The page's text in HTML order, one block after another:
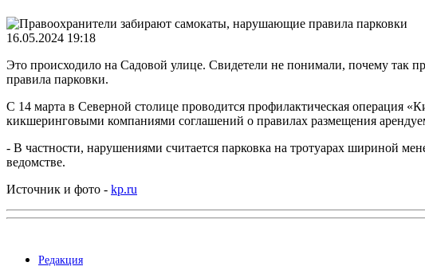
16.05.2024 19:18
Это происходило на Садовой улице. Свидетели не понимали, почему так
правила парковки.
С 14 марта в Северной столице проводится профилактическая операция
кикшеринговыми компаниями соглашений о правилах размещения
- В частности, нарушениями считается парковка на тротуарах шириной
ведомстве.
Источник и фото - kp.ru
Редакция